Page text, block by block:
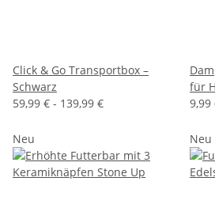
Click & Go Transportbox –
Schwarz
59,99 € - 139,99 €
für
9,99
Neu Neu